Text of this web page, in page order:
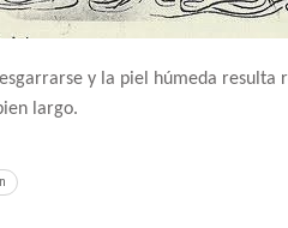
y la piel húmeda resulta
largo.